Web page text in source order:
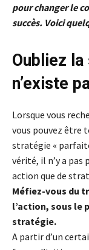
pour changer le
succès. Voici
Oubliez
n’existe
Lorsque vous
vous pouvez être
stratégie «
vérité, il n’y a
action que de
Méfiez-vous du
l’action, sous le
stratégie.
A partir d’un